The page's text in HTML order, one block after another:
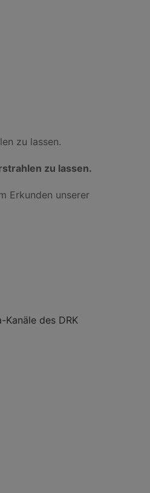
zu lassen.
zu lassen.
Erkunden unserer
Kanäle des DRK